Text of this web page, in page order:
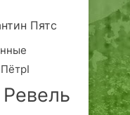
Пятс
ПётрI
Ревель